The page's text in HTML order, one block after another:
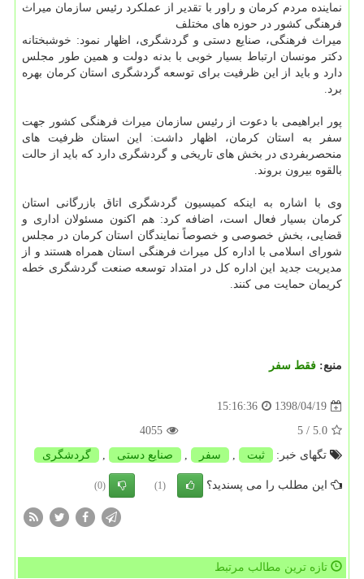
نماینده مردم كرمان و راور با تقدیر از عملكرد رئیس سازمان میراث
فرهنگی كشور در حوزه های مختلف
میراث فرهنگی، صنایع دستی و گردشگری، اظهار نمود: خوشبختانه
دكتر مونسان ارتباط بسیار خوبی با بدنه دولت و همین طور مجلس
دارد و باید از این ظرفیت برای توسعه گردشگری استان كرمان بهره
برد.
پور ابراهیمی با دعوت از رئیس سازمان میراث فرهنگی كشور جهت
سفر به استان كرمان، اظهار داشت: این استان ظرفیت های
منحصربفردی در بخش های تاریخی و گردشگری دارد كه باید از حالت
بالقوه بیرون بروند.
وی با اشاره به اینكه كمیسیون گردشگری اتاق بازرگانی استان
كرمان بسیار فعال است، اضافه كرد: هم اكنون مسئولان اداری و
قضایی، بخش خصوصی و خصوصاً نمایندگان استان كرمان در مجلس
شورای اسلامی با اداره كل میراث فرهنگی استان همراه هستند و از
مدیریت جدید این اداره كل در امتداد توسعه صنعت گردشگری خطه
كریمان حمایت می كنند.
منبع: فقط سفر
1398/04/19
15:16:36
5.0
/ 5
4055
تگهای خبر:
ثبت , سفر , صنایع دستی , گردشگری
این مطلب را می پسندید؟ (1)
(0)
تازه ترین مطالب مرتبط